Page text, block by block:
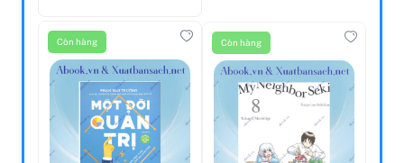
Còn hàng Còn hàng